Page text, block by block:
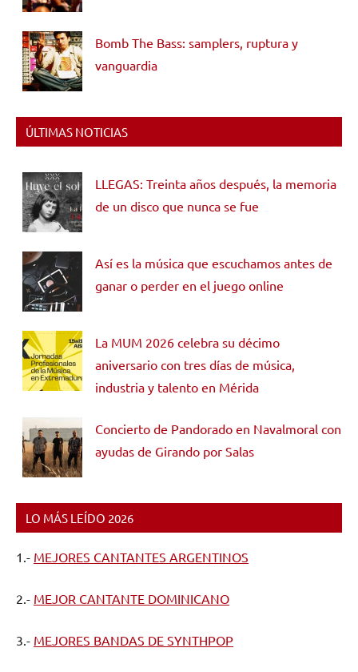
Bomb The Bass: samplers, ruptura y
vanguardia
ÚLTIMAS NOTICIAS
LLEGAS: Treinta años después, la memoria
de un disco que nunca se fue
Así es la música que escuchamos antes de
ganar o perder en el juego online
La MUM 2026 celebra su décimo
aniversario con tres días de música,
industria y talento en Mérida
Concierto de Pandorado en Navalmoral con
ayudas de Girando por Salas
LO MÁS LEÍDO 2026
1.- MEJORES CANTANTES ARGENTINOS
2.- MEJOR CANTANTE DOMINICANO
3.- MEJORES BANDAS DE SYNTHPOP